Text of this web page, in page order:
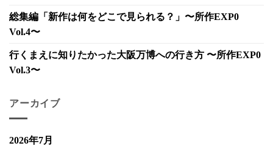
総集編「新作は何をどこで見られる？」〜所作EXP0
Vol.4〜
行くまえに知りたかった大阪万博への行き方 〜所作EXP0
Vol.3〜
アーカイブ
2026年7月